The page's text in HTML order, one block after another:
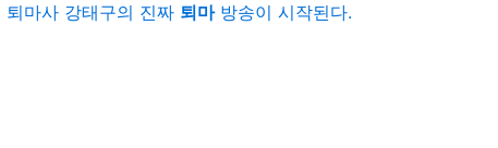
마사 강태구의 진짜 퇴마방송이 시작된다.